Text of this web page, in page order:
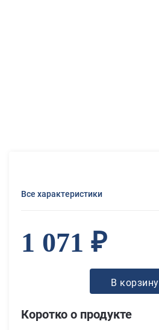
Коротко о продукте
Все характеристики
1 071 ₽
В корзину